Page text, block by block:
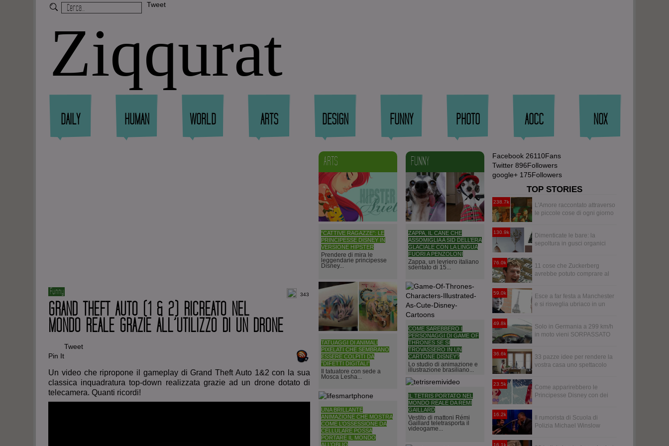
Tweet
Ziqqurat
DAILY HUMAN WORLD ARTS DESIGN FUNNY PHOTO AOCC NOX
343
Funny
GRAND THEFT AUTO (1 & 2) RICREATO NEL
MONDO REALE GRAZIE ALL’UTILIZZO DI UN DRONE
Tweet
Pin It
Un video che ripropone il gameplay di Grand Theft Auto 1&2 con la sua
classica inquadratura top-down realizzata grazie ad un drone dotato di
telecamera. Quanti ricordi!
Facebook 26110Fans
Twitter 896Followers
google+ 175Followers
TOP STORIES
L'Amore raccontato attraverso
le piccole cose di ogni giorno
238.7k
Dimenticate le bare: la
sepoltura in gusci organici
130.9k
11 cose che Zuckerberg
avrebbe potuto comprare al
76.0k
Esce a far festa a Manchester
e si risveglia ubriaco in un
59.0k
Solo in Germania a 299 km/h
in moto vieni SORPASSATO
49.8k
33 pazze idee per rendere la
vostra casa uno spettacolo
36.6k
Come apparirebbero le
Principesse Disney con dei
23.5k
Il rumorista di Scuola di
Polizia Michael Winslow
16.2k
16.1k
ARTS
“CATTIVE RAGAZZE”: LE
PRINCIPESSE DISNEY IN
VERSIONE HIPSTER
Prendere di mira le
leggendarie principesse
Disney...
TATUAGGI DI ANIMALI
PIXELATI CHE SEMBRANO
ESSERE COLPITI DA
”DIFETTI DIGITALI”
Il tatuatore con sede a
Mosca Lesha...
UNA BRILLANTE
ANIMAZIONE CHE MOSTRA
COME L’OSSESSIONE DA
CELLULARE POSSA
PORTARE IL MONDO
ALL’OBLIO
FUNNY
ZAPPA, IL CANE CHE
ASSOMIGLIA A SID DELL’ERA
GLACIALE CON LA LINGUA
FUORI A PENZOLONI
Zappa, un levriero italiano
sdentato di 15...
COME SAREBBERO I
PERSONAGGI DI GAME OF
THRONES SE SI
TROVASSERO IN UN
CARTONE DISNEY?
Lo studio di animazione e
illustrazione brasiliano...
IL TETRIS PORTATO NEL
MONDO REALE DA RÉMI
GAILLARD
Vestito di mattoni Rémi
Gaillard teletrasporta il
videogame...